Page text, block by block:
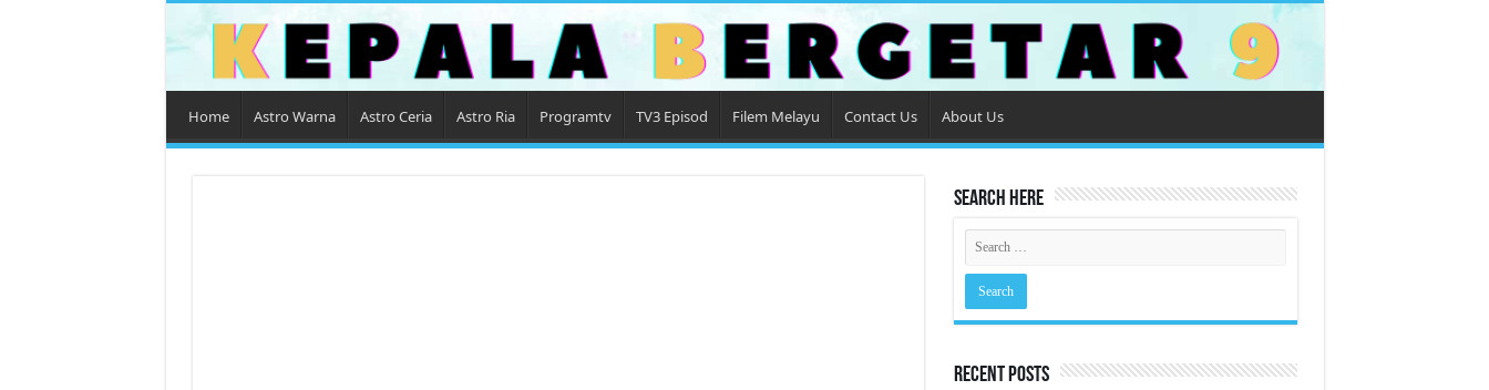
Home Astro Warna Astro Ceria Astro Ria Programtv TV3 Episod Filem Melayu Contact Us About Us
Search Here
Recent Posts